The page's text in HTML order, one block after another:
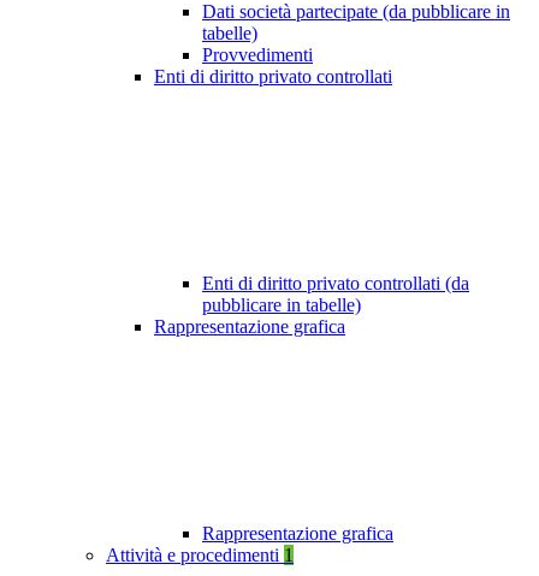
Dati società partecipate (da pubblicare in
tabelle)
Provvedimenti
Enti di diritto privato controllati
Enti di diritto privato controllati (da
pubblicare in tabelle)
Rappresentazione grafica
Rappresentazione grafica
Attività e procedimenti 1